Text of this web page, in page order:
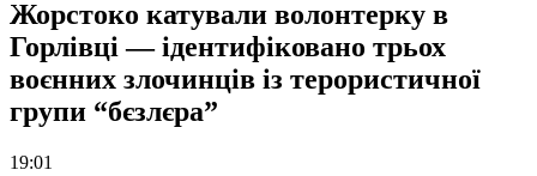
Жорстоко катували волонтерку в
Горлівці — ідентифіковано трьох
воєнних злочинців із терористичної
групи “бєзлєра”
19:01